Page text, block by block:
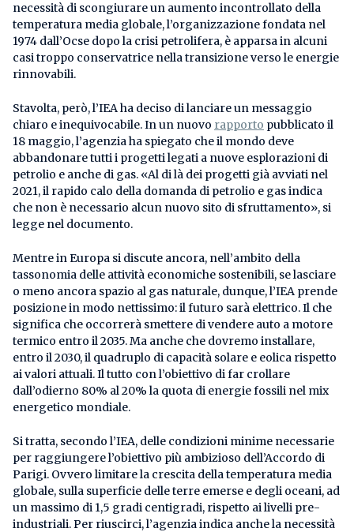
necessità di scongiurare un aumento incontrollato della
temperatura media globale, l’organizzazione fondata nel
1974 dall’Ocse dopo la crisi petrolifera, è apparsa in alcuni
casi troppo conservatrice nella transizione verso le energie
rinnovabili.
Stavolta, però, l’IEA ha deciso di lanciare un messaggio
chiaro e inequivocabile. In un nuovo rapporto pubblicato il
18 maggio, l’agenzia ha spiegato che il mondo deve
abbandonare tutti i progetti legati a nuove esplorazioni di
petrolio e anche di gas. «Al di là dei progetti già avviati nel
2021, il rapido calo della domanda di petrolio e gas indica
che non è necessario alcun nuovo sito di sfruttamento», si
legge nel documento.
Mentre in Europa si discute ancora, nell’ambito della
tassonomia delle attività economiche sostenibili, se lasciare
o meno ancora spazio al gas naturale, dunque, l’IEA prende
posizione in modo nettissimo: il futuro sarà elettrico. Il che
significa che occorrerà smettere di vendere auto a motore
termico entro il 2035. Ma anche che dovremo installare,
entro il 2030, il quadruplo di capacità solare e eolica rispetto
ai valori attuali. Il tutto con l’obiettivo di far crollare
dall’odierno 80% al 20% la quota di energie fossili nel mix
energetico mondiale.
Si tratta, secondo l’IEA, delle condizioni minime necessarie
per raggiungere l’obiettivo più ambizioso dell’Accordo di
Parigi. Ovvero limitare la crescita della temperatura media
globale, sulla superficie delle terre emerse e degli oceani, ad
un massimo di 1,5 gradi centigradi, rispetto ai livelli pre-
industriali. Per riuscirci, l’agenzia indica anche la necessità